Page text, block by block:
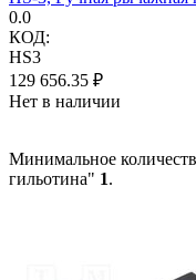
0.0
КОД:
HS3
129 656.35 ₽
Нет в наличии
Минимальное
гильотина" 1.